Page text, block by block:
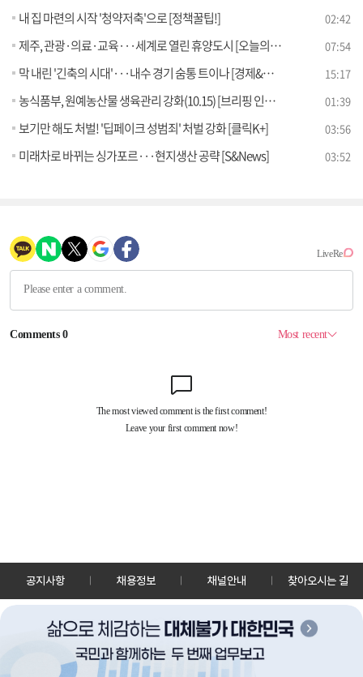
내 집 마련의 시작 '청약저축'으로 [정책꿀팁!] 02:42
제주, 관광·의료·교육···세계로 열린 휴양도시 [오늘의 이슈] 07:54
막 내린 '긴축의 시대'···내수 경기 숨통 트이나 [경제&이슈] 15:17
농식품부, 원예농산물 생육관리 강화(10.15) [브리핑 인사이트] 01:39
보기만 해도 처벌! '딥페이크 성범죄' 처벌 강화 [클릭K+] 03:56
미래차로 바뀌는 싱가포르···현지생산 공략 [S&News] 03:52
공지사항 채용정보 채널안내 찾아오시는 길
30128 세종특별자치시 정부2청사로 13 한국정책방송원 KTV
TEL: 044-204-8000
Copyrightⓒ KTV 국민방송 All Rights Reserved.
PC버전 앱 다운로드